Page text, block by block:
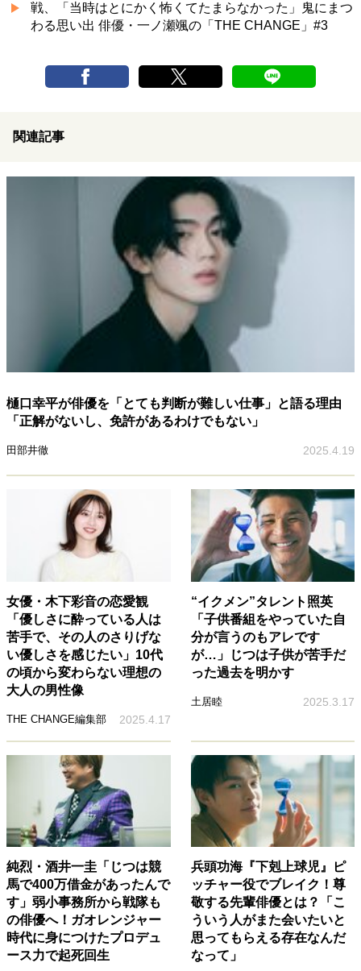
戦、「当時はとにかく怖くてたまらなかった」鬼にまつ
わる思い出 俳優・一ノ瀬颯の「THE CHANGE」#3
関連記事
樋口幸平が俳優を「とても判断が難しい仕事」と語る理由
「正解がないし、免許があるわけでもない」
田部井徹 2025.4.19
女優・木下彩音の恋愛観
「優しさに酔っている人は
苦手で、その人のさりげな
い優しさを感じたい」10代
の頃から変わらない理想の
大人の男性像
THE CHANGE編集部 2025.4.17
“イクメン”タレント照英
「子供番組をやっていた自
分が言うのもアレです
が…」じつは子供が苦手だ
った過去を明かす
土居睦 2025.3.17
純烈・酒井一圭「じつは競
馬で400万借金があったんで
す」弱小事務所から戦隊も
の俳優へ！ガオレンジャー
時代に身につけたプロデュ
ース力で起死回生
兵頭功海『下剋上球児』ピ
ッチャー役でブレイク！尊
敬する先輩俳優とは？「こ
ういう人がまた会いたいと
思ってもらえる存在なんだ
なって」